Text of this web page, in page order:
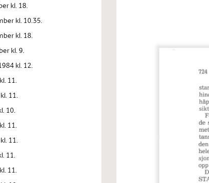
kl. 18.
kl. 10.35.
kl. 18.
kl. 9.
kl. 12.
11.
11.
10.
11.
11.
11.
11.